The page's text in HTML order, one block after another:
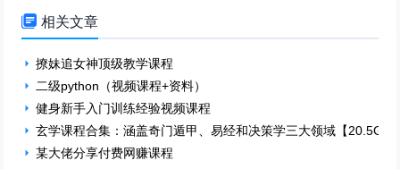
 相关文章
撩妹追女神顶级教学课程
二级python（视频课程+资料）
健身新手入门训练经验视频课程
玄学课程合集：涵盖奇门遁甲、易经和决策学三大领域【20.5GB
某大佬分享付费网赚课程